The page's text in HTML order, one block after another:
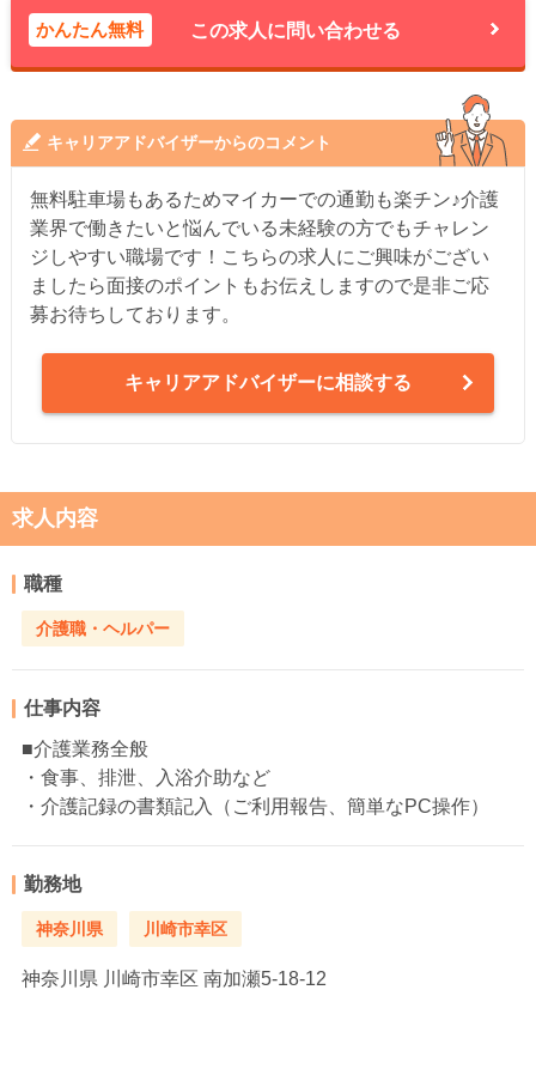
かんたん無料 この求人に問い合わせる
キャリアアドバイザーからのコメント
無料駐車場もあるためマイカーでの通勤も楽チン♪介護
業界で働きたいと悩んでいる未経験の方でもチャレン
ジしやすい職場です！こちらの求人にご興味がござい
ましたら面接のポイントもお伝えしますので是非ご応
募お待ちしております。
キャリアアドバイザーに相談する
求人内容
職種
介護職・ヘルパー
仕事内容
■介護業務全般
・食事、排泄、入浴介助など
・介護記録の書類記入（ご利用報告、簡単なPC操作）
勤務地
神奈川県 川崎市幸区
神奈川県 川崎市幸区 南加瀬5-18-12